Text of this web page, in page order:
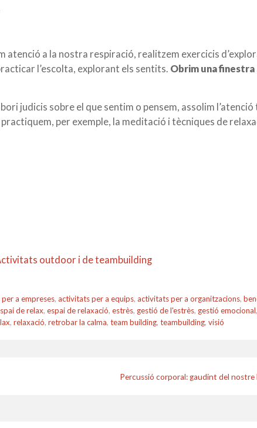
atenció a la nostra respiració, realitzem exercicis
l’escolta, explorant els sentits. Obrim una finestra
judicis sobre el que sentim o pensem, assolim l’atenció
per exemple, la meditació i tècniques de
outdoor i de teambuilding
a empreses, activitats per a equips, activitats per a organitzacions,
de relax, espai de relaxació, estrès, gestió de l'estrès, gestió emocional,
, relaxació, retrobar la calma, team building, teambuilding, visió
Percussió corporal: gaudint del nostre